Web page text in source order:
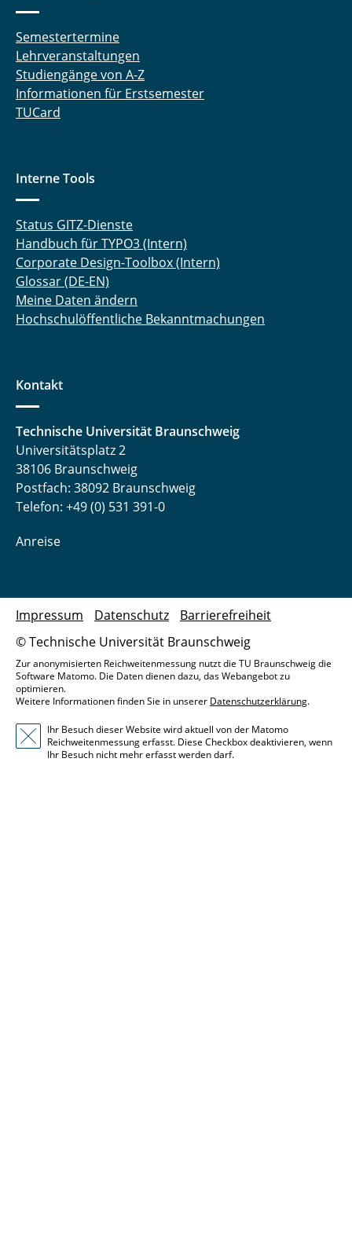
Semestertermine
Lehrveranstaltungen
Studiengänge von A-Z
Informationen für Erstsemester
TUCard
Interne Tools
Status GITZ-Dienste
Handbuch für TYPO3 (Intern)
Corporate Design-Toolbox (Intern)
Glossar (DE-EN)
Meine Daten ändern
Hochschulöffentliche Bekanntmachungen
Kontakt
Technische Universität Braunschweig
Universitätsplatz 2
38106 Braunschweig
Postfach: 38092 Braunschweig
Telefon: +49 (0) 531 391-0
Anreise
© Technische Universität Braunschweig
Impressum Datenschutz Barrierefreiheit
Zur anonymisierten Reichweitenmessung nutzt die TU Braunschweig die
Software Matomo. Die Daten dienen dazu, das Webangebot zu
optimieren.
Weitere Informationen finden Sie in unserer Datenschutzerklärung.
Ihr Besuch dieser Website wird aktuell von der Matomo
Reichweitenmessung erfasst. Diese Checkbox deaktivieren, wenn
Ihr Besuch nicht mehr erfasst werden darf.